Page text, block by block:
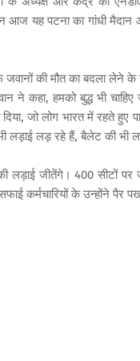
आज यह पटना का गांधी मैदान
की मौत का बदला लेने के
ने कहा, हमको बुद्ध भी
जो लोग भारत में रहते हुए
लड़ाई लड़ रहे हैं, बैलेट की भी
लड़ाई जीतेंगे। 400 सीटों पर
कर्मचारियों के उन्होंने